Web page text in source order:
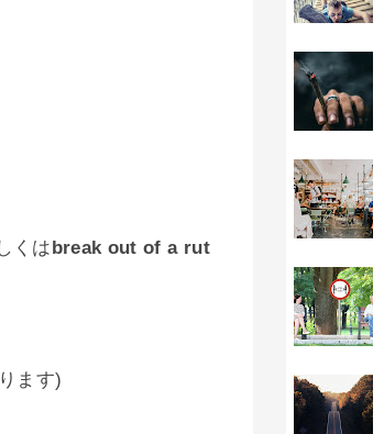
くはbreak out of a rut
ます)